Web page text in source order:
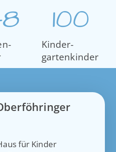
Kinder­
garten­kinder
100
für Kinder